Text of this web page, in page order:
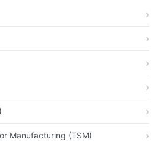
Manufacturing (TSM)